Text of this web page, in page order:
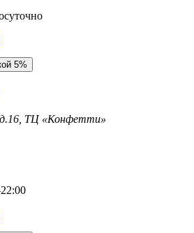
5%
д.16, ТЦ «Конфетти»